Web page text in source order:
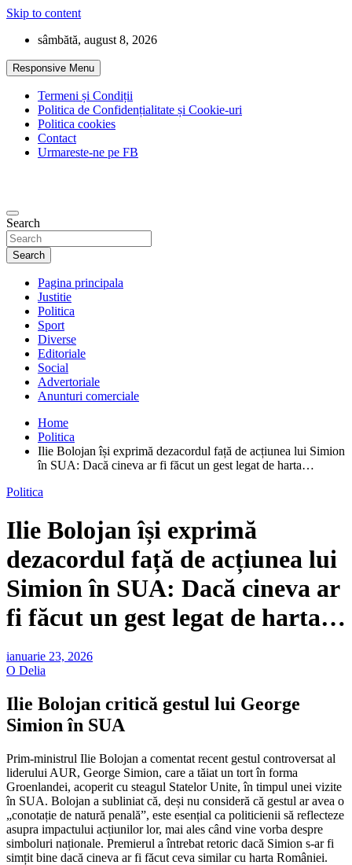
Skip to content
sâmbătă, august 8, 2026
Responsive Menu
Termeni și Condiții
Politica de Confidențialitate și Cookie-uri
Politica cookies
Contact
Urmareste-ne pe FB
Search
Search
Pagina principala
Justitie
Politica
Sport
Diverse
Editoriale
Social
Advertoriale
Anunturi comerciale
Home
Politica
Ilie Bolojan își exprimă dezacordul față de acțiunea lui Simion
în SUA: Dacă cineva ar fi făcut un gest legat de harta…
Politica
Ilie Bolojan își exprimă
dezacordul față de acțiunea lui
Simion în SUA: Dacă cineva ar
fi făcut un gest legat de harta…
ianuarie 23, 2026
O Delia
Ilie Bolojan critică gestul lui George
Simion în SUA
Prim-ministrul Ilie Bolojan a comentat recent gestul controversat al
liderului AUR, George Simion, care a tăiat un tort în forma
Groenlandei, acoperit cu steagul Statelor Unite, în timpul unei vizite
în SUA. Bolojan a subliniat că, deși nu consideră că gestul ar avea o
„conotație de natură penală”, este esențial ca politicienii să reflecteze
asupra impactului acțiunilor lor, mai ales când vine vorba despre
simboluri naționale. Premierul a întrebat retoric dacă Simion s-ar fi
simțit bine dacă cineva ar fi făcut ceva similar cu harta României.